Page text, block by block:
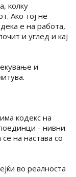
колку
Ако тој не
е на работа,
и углед и кај
и
кодекс на
- нивни
на настава со
во реалноста